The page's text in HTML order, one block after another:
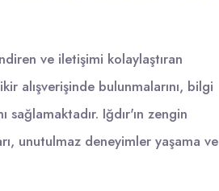
ve iletişimi kolaylaştıran
alışverişinde bulunmalarını, bilgi
sağlamaktadır. Iğdır'ın zengin
unutulmaz deneyimler yaşama ve